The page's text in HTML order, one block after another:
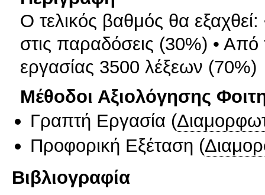
Ο τελικός βαθμός θα
στις παραδόσεις (30%) •
εργασίας 3500 λέξεων (70%)
Μέθοδοι Αξιολόγησης
Γραπτή Εργασία (
Προφορική Εξέταση (
Βιβλιογραφία